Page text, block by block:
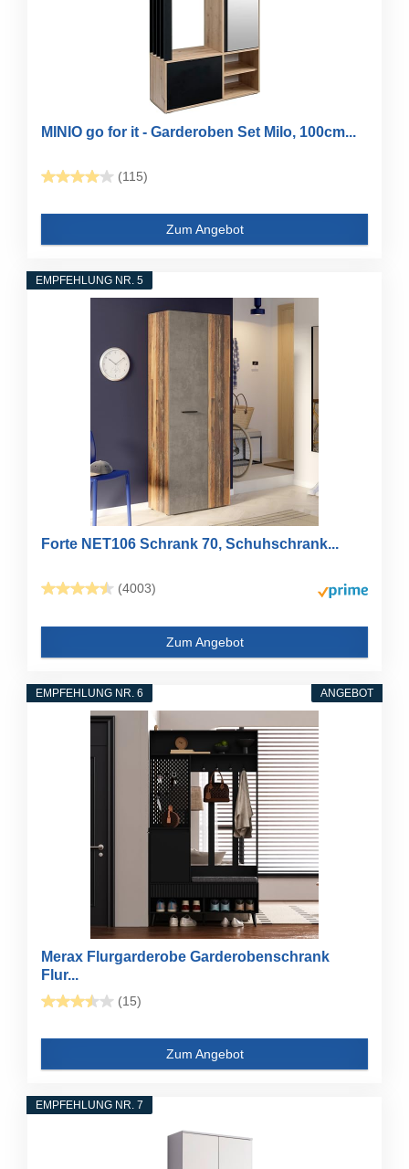
MINIO go for it - Garderoben Set Milo, 100cm...
(115)
Zum Angebot
EMPFEHLUNG NR. 5
Forte NET106 Schrank 70, Schuhschrank...
(4003)
Zum Angebot
ANGEBOT
EMPFEHLUNG NR. 6
Merax Flurgarderobe Garderobenschrank
Flur...
(15)
Zum Angebot
EMPFEHLUNG NR. 7